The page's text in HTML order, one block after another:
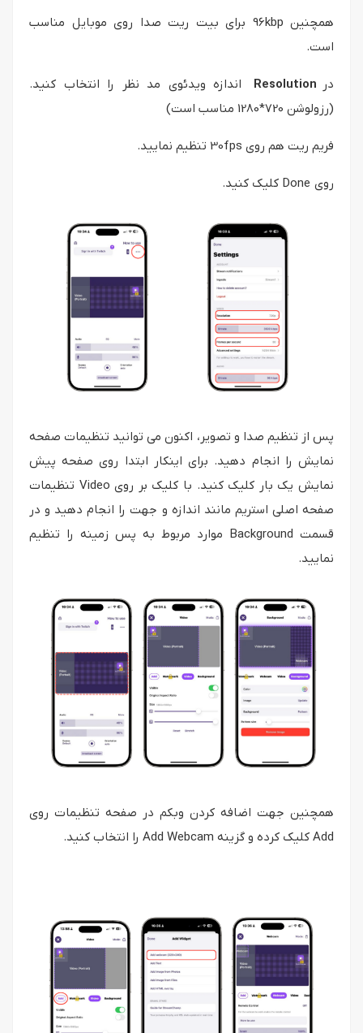
همچنین 96kbp برای بیت ریت صدا روی موبایل مناسب
است.
در Resolution
اندازه ویدئوی مد نظر را انتخاب کنید.
(رزولوشن 720*1280 مناسب است)
فریم ریت هم روی 30fps تنظیم نمایید.
روی Done کلیک کنید.
پس از تنظیم صدا و تصویر، اکنون می توانید تنظیمات صفحه
نمایش را انجام دهید. برای اینکار ابتدا روی صفحه پیش
نمایش یک بار کلیک کنید. با کلیک بر روی Video تنظیمات
صفحه اصلی استریم مانند اندازه و جهت را انجام دهید و در
قسمت Background موارد مربوط به پس زمینه را تنظیم
نمایید.
همچنین جهت اضافه کردن وبکم در صفحه تنظیمات روی
Add کلیک کرده و گزینه Add Webcam را انتخاب کنید.